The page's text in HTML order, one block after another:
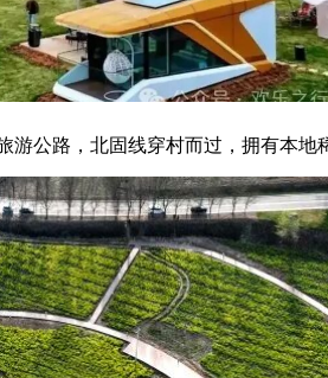
公路，北固线穿村而过，拥有本地